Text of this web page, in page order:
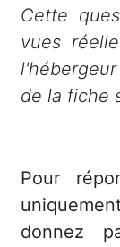
Cette
vues
de la fiche
Pour
donnez